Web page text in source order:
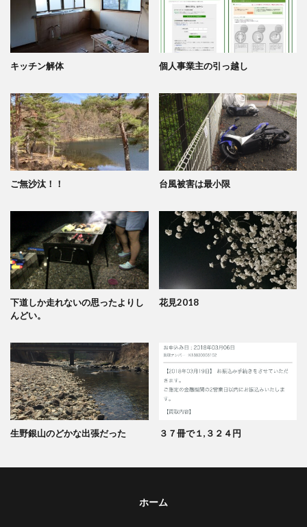
キッチン解体 個人事業主の引っ越し
ご無沙汰！！ 台風被害は最小限
下道しか走れないの思ったよりし
んどい。
花見2018
生野銀山のどかな出張だった ３７冊で１,３２４円
ホーム